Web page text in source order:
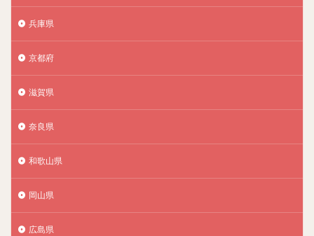
兵庫県
京都府
滋賀県
奈良県
和歌山県
岡山県
広島県